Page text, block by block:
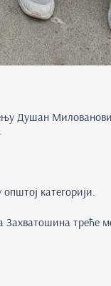
Душан
категорији.
Захватошина треће